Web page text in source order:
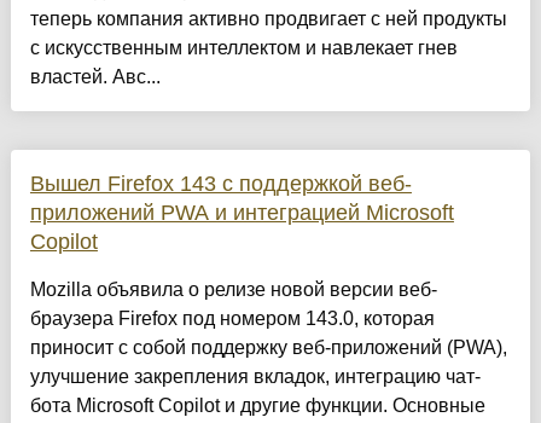
теперь компания активно продвигает с ней продукты
с искусственным интеллектом и навлекает гнев
властей. Авс...
Вышел Firefox 143 с поддержкой веб-
приложений PWA и интеграцией Microsoft
Copilot
Mozilla объявила о релизе новой версии веб-
браузера Firefox под номером 143.0, которая
приносит с собой поддержку веб-приложений (PWA),
улучшение закрепления вкладок, интеграцию чат-
бота Microsoft Copilot и другие функции. Основные